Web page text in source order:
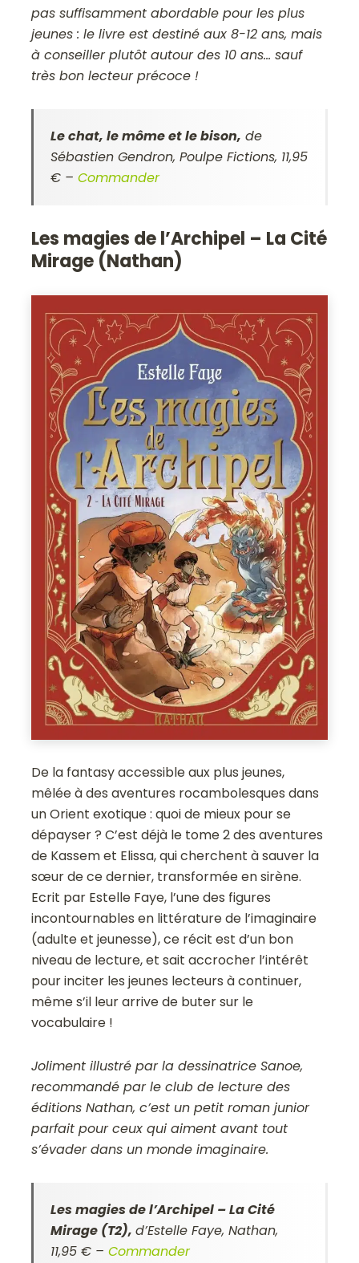
pas suffisamment abordable pour les plus
jeunes : le livre est destiné aux 8-12 ans, mais
à conseiller plutôt autour des 10 ans… sauf
très bon lecteur précoce !
Le chat, le môme et le bison, de
Sébastien Gendron, Poulpe Fictions, 11,95
€ –Commander
Les magies de l’Archipel – La Cité
Mirage (Nathan)
De la fantasy accessible aux plus jeunes,
mêlée à des aventures rocambolesques dans
un Orient exotique : quoi de mieux pour se
dépayser ? C’est déjà le tome 2 des aventures
de Kassem et Elissa, qui cherchent à sauver la
sœur de ce dernier, transformée en sirène.
Ecrit par Estelle Faye, l’une des figures
incontournables en littérature de l’imaginaire
(adulte et jeunesse), ce récit est d’un bon
niveau de lecture, et sait accrocher l’intérêt
pour inciter les jeunes lecteurs à continuer,
même s’il leur arrive de buter sur le
vocabulaire !
Joliment illustré par la dessinatrice Sanoe,
recommandé par le club de lecture des
éditions Nathan, c’est un petit roman junior
parfait pour ceux qui aiment avant tout
s’évader dans un monde imaginaire.
Les magies de l’Archipel – La Cité
Mirage (T2),d’Estelle Faye, Nathan,
11,95 € –Commander